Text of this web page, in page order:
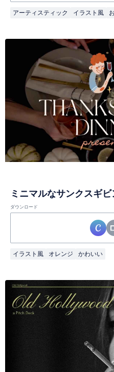
アーティスティック イラスト風
ミニマルなサンクスギ
ダウンロード
イラスト風 オレンジ かわいい